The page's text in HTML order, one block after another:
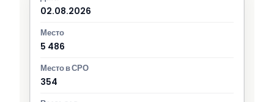
02.08.2026
5 486
354